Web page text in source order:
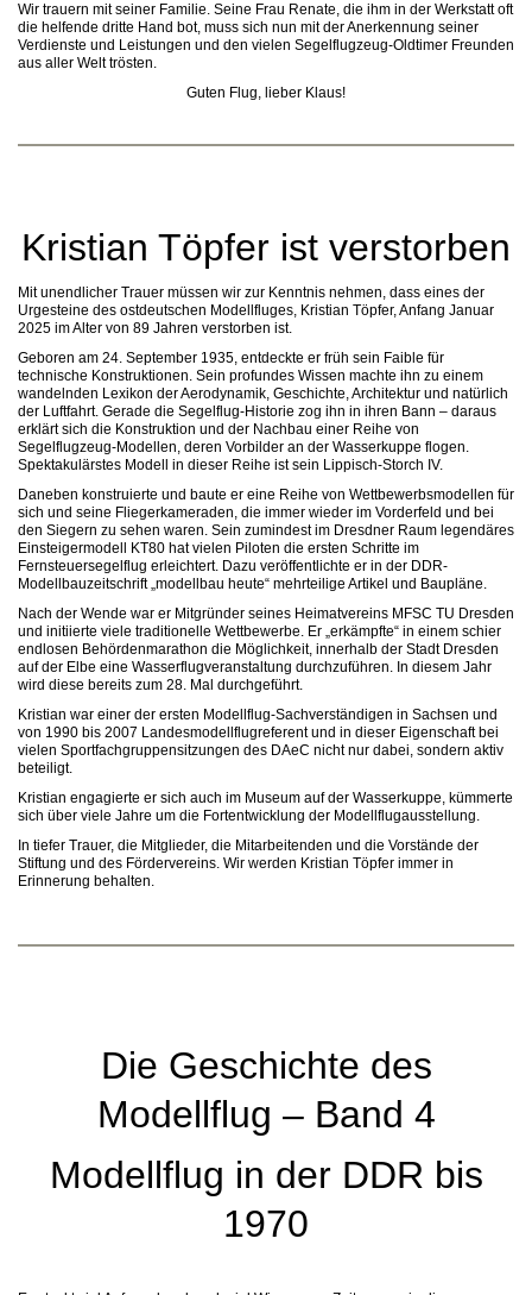
Wir trauern mit seiner Familie. Seine Frau Renate, die ihm in der Werkstatt oft
die helfende dritte Hand bot, muss sich nun mit der Anerkennung seiner
Verdienste und Leistungen und den vielen Segelflugzeug-Oldtimer Freunden
aus aller Welt trösten.
Guten Flug, lieber Klaus!
Kristian Töpfer ist verstorben
Mit unendlicher Trauer müssen wir zur Kenntnis nehmen, dass eines der
Urgesteine des ostdeutschen Modellfluges, Kristian Töpfer, Anfang Januar
2025 im Alter von 89 Jahren verstorben ist.
Geboren am 24. September 1935, entdeckte er früh sein Faible für
technische Konstruktionen. Sein profundes Wissen machte ihn zu einem
wandelnden Lexikon der Aerodynamik, Geschichte, Architektur und natürlich
der Luftfahrt. Gerade die Segelflug-Historie zog ihn in ihren Bann – daraus
erklärt sich die Konstruktion und der Nachbau einer Reihe von
Segelflugzeug-Modellen, deren Vorbilder an der Wasserkuppe flogen.
Spektakulärstes Modell in dieser Reihe ist sein Lippisch-Storch IV.
Daneben konstruierte und baute er eine Reihe von Wettbewerbsmodellen für
sich und seine Fliegerkameraden, die immer wieder im Vorderfeld und bei
den Siegern zu sehen waren. Sein zumindest im Dresdner Raum legendäres
Einsteigermodell KT80 hat vielen Piloten die ersten Schritte im
Fernsteuersegelflug erleichtert. Dazu veröffentlichte er in der DDR-
Modellbauzeitschrift „modellbau heute“ mehrteilige Artikel und Baupläne.
Nach der Wende war er Mitgründer seines Heimatvereins MFSC TU Dresden
und initiierte viele traditionelle Wettbewerbe. Er „erkämpfte“ in einem schier
endlosen Behördenmarathon die Möglichkeit, innerhalb der Stadt Dresden
auf der Elbe eine Wasserflugveranstaltung durchzuführen. In diesem Jahr
wird diese bereits zum 28. Mal durchgeführt.
Kristian war einer der ersten Modellflug-Sachverständigen in Sachsen und
von 1990 bis 2007 Landesmodellflugreferent und in dieser Eigenschaft bei
vielen Sportfachgruppensitzungen des DAeC nicht nur dabei, sondern aktiv
beteiligt.
Kristian engagierte er sich auch im Museum auf der Wasserkuppe, kümmerte
sich über viele Jahre um die Fortentwicklung der Modellflugausstellung.
In tiefer Trauer, die Mitglieder, die Mitarbeitenden und die Vorstände der
Stiftung und des Fördervereins. Wir werden Kristian Töpfer immer in
Erinnerung behalten.
Die Geschichte des
Modellflug – Band 4
Modellflug in der DDR bis
1970